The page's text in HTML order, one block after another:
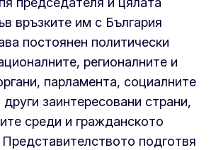
връзките им с България
постоянен политически
регионалните и
парламента, социалните
други заинтересовани страни,
среди и гражданското
подготвя